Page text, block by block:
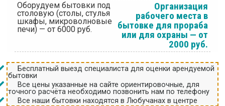
Оборудуем бытовки под
столовую (столы, стулья
шкафы, микроволновые
печи) — от 6000 руб.
Организация
рабочего места в
бытовке для прораба
или для охраны — от
2000 руб.
Бесплатный выезд специалиста для оценки арендуемой
бытовки
Все цены указанные на сайте ориентировочные, для
точного расчёта необходимо позвонить нам по телефону
Все наши бытовки находятся в Любучанах в центре